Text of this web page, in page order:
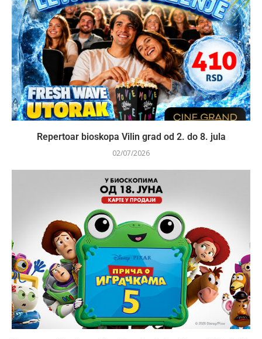
Repertoar bioskopa Vilin grad od 2. do 8. jula
02/07/2026